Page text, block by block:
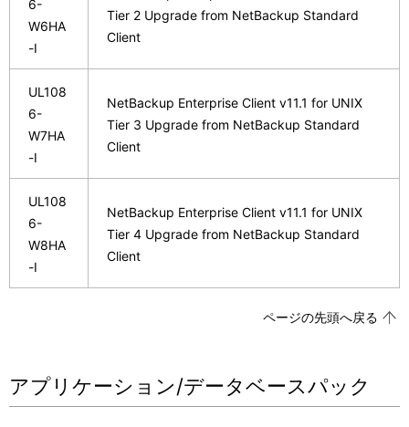
6-
W6HA
-I
Tier 2 Upgrade from NetBackup Standard
Client
UL108
6-
W7HA
-I
NetBackup Enterprise Client v11.1 for UNIX
Tier 3 Upgrade from NetBackup Standard
Client
UL108
6-
W8HA
-I
NetBackup Enterprise Client v11.1 for UNIX
Tier 4 Upgrade from NetBackup Standard
Client
ページの先頭へ戻る
アプリケーション/データベースパック